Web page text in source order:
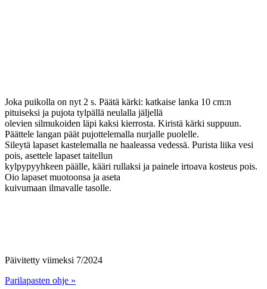
Joka puikolla on nyt 2 s. Päätä kärki: katkaise lanka 10 cm:n
pituiseksi ja pujota tylpällä neulalla jäljellä
olevien silmukoiden läpi kaksi kierrosta. Kiristä kärki suppuun.
Päättele langan päät pujottelemalla nurjalle puolelle.
Sileytä lapaset kastelemalla ne haaleassa vedessä. Purista liika vesi
pois, asettele lapaset taitellun
kylpypyyhkeen päälle, kääri rullaksi ja painele irtoava kosteus pois.
Oio lapaset muotoonsa ja aseta
kuivumaan ilmavalle tasolle.
Päivitetty viimeksi 7/2024
Parilapasten ohje »